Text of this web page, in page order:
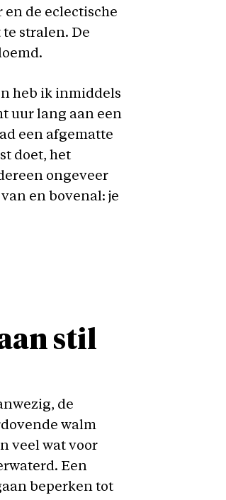
en de eclectische
stralen. De
heb ik inmiddels
uur lang aan een
een afgematte
doet, het
ongeveer
en bovenal: je
stil
de
walm
veel wat voor
Een
beperken tot